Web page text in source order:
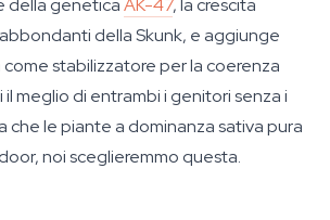
della geneticaAK-47, la crescita
della Skunk, e aggiunge
come stabilizzatore per la coerenza
meglio di entrambi i genitori senza i
che le piante a dominanza sativa pura
noi sceglieremmo questa.